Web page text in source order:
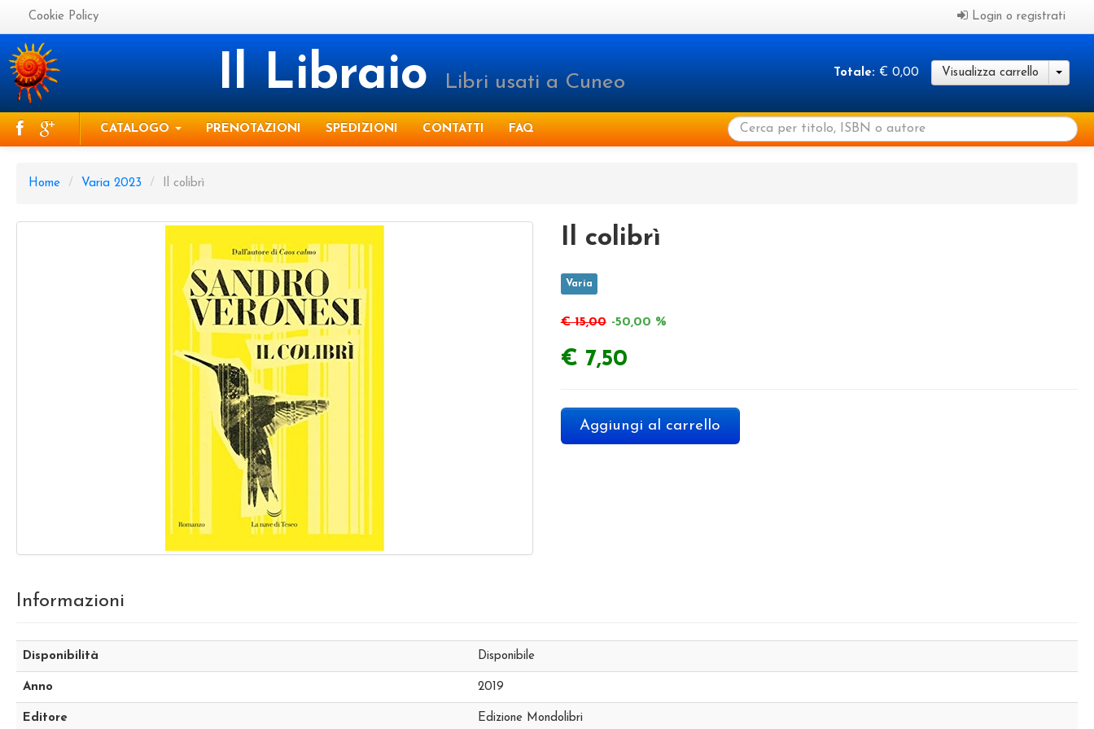
Cookie Policy Login o registrati
Il LibraioLibri usati a Cuneo Totale: € 0,00 Visualizza carrello
CATALOGO PRENOTAZIONI SPEDIZIONI CONTATTI FAQ
Home / Varia 2023 / Il colibrì
Il colibrì
Varia
€ 15,00 -50,00 %
€ 7,50
Aggiungi al carrello
Informazioni
Disponibilità Disponibile
Anno 2019
Editore Edizione Mondolibri